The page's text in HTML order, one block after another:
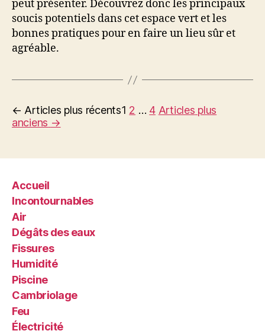
peut présenter. Découvrez donc les principaux
soucis potentiels dans cet espace vert et les
bonnes pratiques pour en faire un lieu sûr et
agréable.
Pagination
publications
← Articles plus récents1 2 … 4 Articles plus
anciens →
Accueil
Incontournables
Air
Dégâts des eaux
Fissures
Humidité
Piscine
Cambriolage
Feu
Électricité